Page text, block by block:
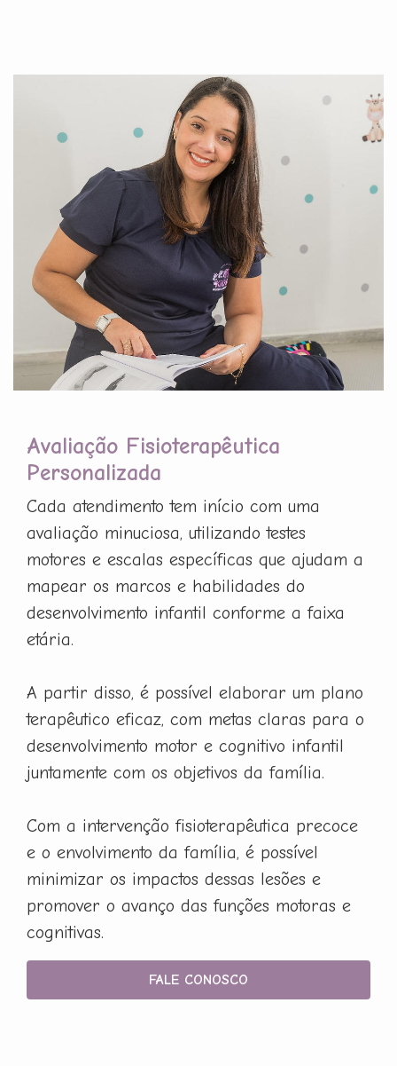
Avaliação Fisioterapêutica
Personalizada
Cada atendimento tem início com uma
avaliação minuciosa, utilizando testes
motores e escalas específicas que ajudam a
mapear os marcos e habilidades do
desenvolvimento infantil conforme a faixa
etária.
A partir disso, é possível elaborar um plano
terapêutico eficaz, com metas claras para o
desenvolvimento motor e cognitivo infantil
juntamente com os objetivos da família.
Com a intervenção fisioterapêutica precoce
e o envolvimento da família, é possível
minimizar os impactos dessas lesões e
promover o avanço das funções motoras e
cognitivas.
FALE CONOSCO